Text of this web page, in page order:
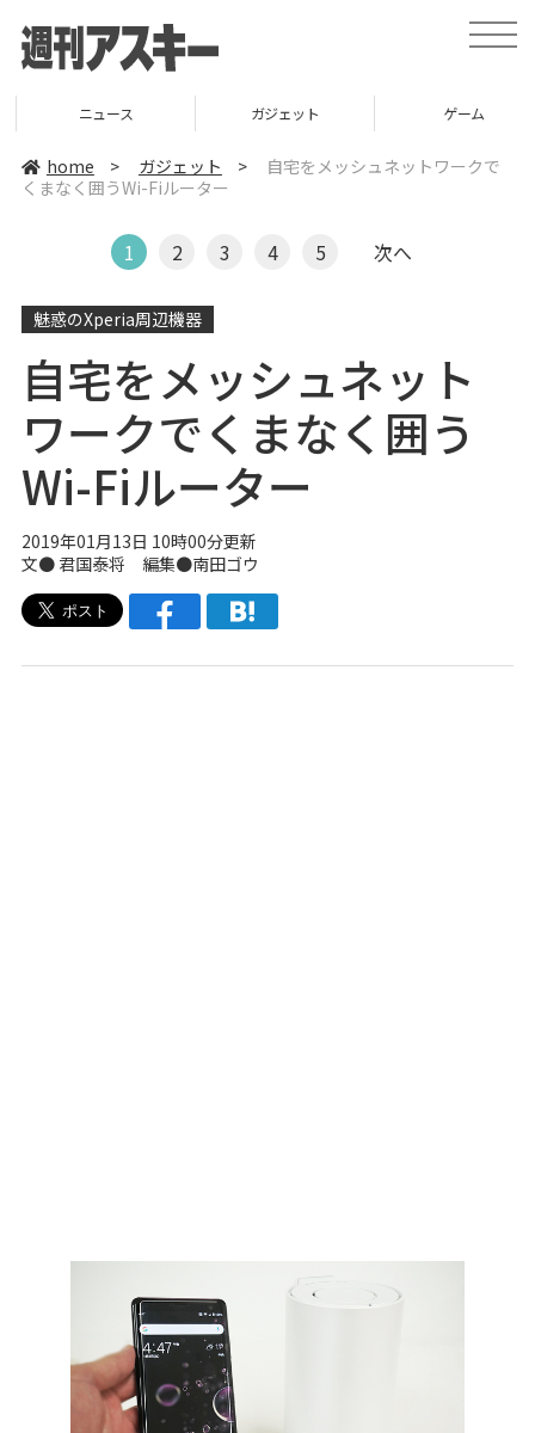
t
o
v
ニュース ガジェット ゲーム
home > ガジェット >
自宅をメッシュネットワークで
くまなく囲うWi-Fiルーター
1 2 3 4 5 次へ
魅惑のXperia周辺機器
自宅をメッシュネット
ワークでくまなく囲う
Wi-Fiルーター
2019年01月13日 10時00分更新
文● 君国泰将 編集●南田ゴウ